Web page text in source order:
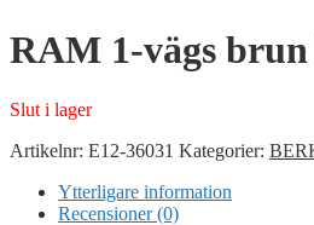
RAM 1-vägs
Slut i lager
Artikelnr: E12-36031 Kategorier:
Ytterligare information
Recensioner (0)